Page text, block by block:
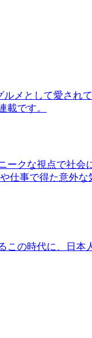
メとして愛され
載です。
クな視点で社
仕事で得た意外
の時代に、日本